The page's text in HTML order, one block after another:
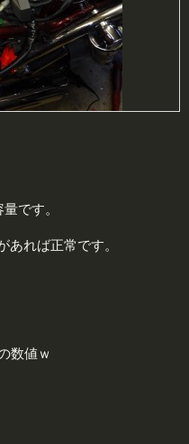
です。
あれば正常です。
数値ｗ